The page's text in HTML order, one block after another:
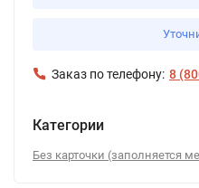
Заказ по телефону: 8
Категории
Без карточки (заполняется